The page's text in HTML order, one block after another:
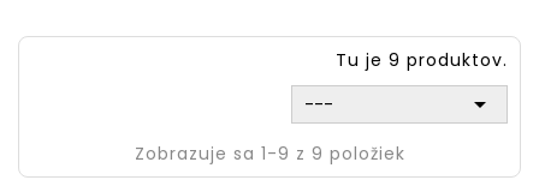
Tu je 9 produktov.
---

Zobrazuje sa 1-9 z 9 položiek